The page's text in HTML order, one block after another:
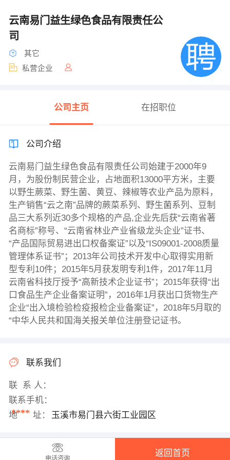
云南易门益生绿色食品有限责任公
司
其它
私营企业
公司主页 在招职位
公司介绍
云南易门益生绿色食品有限责任公司始建于2000年9
月，为股份制民营企业，占地面积13000平方米，主要
以野生蕨菜、野生菌、黄豆、辣椒等农业产品为原料，
生产销售“云之南”品牌的蕨菜系列、野生菌系列、豆制
品三大系列近30多个规格的产品,企业先后获“云南省著
名商标”称号、“云南省林业产业省级龙头企业”证书、
“产品国际贸易进出口权备案证”以及“IS09001-2008质量
管理体系证书”；2013年公司技术开发中心取得实用新
型专利10件；2015年5月获发明专利1件，2017年11月
云南省科技厅授予“高新技术企业证书”；2015年获得“出
口食品生产企业备案证明”，2016年1月获出口货物生产
企业“出入境检验检疫报检企业备案证”，2018年5月取的
“中华人民共和国海关报关单位注册登记证书。
联系我们
联 系 人：
联系手机：
****
地 址： 玉溪市易门县六街工业园区
电话咨询
返回首页